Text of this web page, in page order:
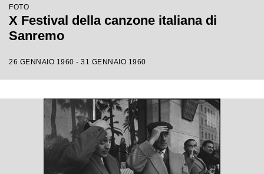
FOTO
X Festival della canzone italiana di
Sanremo
26 GENNAIO 1960 - 31 GENNAIO 1960